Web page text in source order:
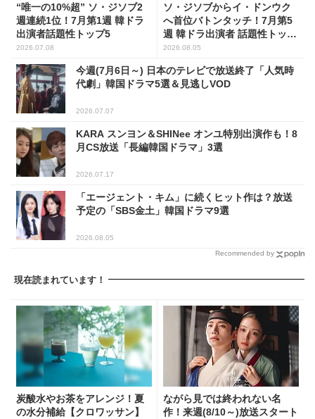
“唯一の10%超” ソ・ジソブ2
週連続1位！7月第1週 韓ドラ
出演者話題性トップ5
2026.07.08
ソ・ジソブからイ・ドンウク
へ首位バトンタッチ！7月第5
週 韓ドラ出演者 話題性トップ
5
2026.08.05
今週(7月6日～) 日本のテレビで放送終了「人気時
代劇」韓国ドラマ5選＆見逃しVOD
2026.07.07
KARA スンヨン＆SHINee オンユ特別出演作も！8
月CS放送「長編韓国ドラマ」3選
2026.07.17
「エージェント・キム」に続くヒット作は？放送
予定の「SBS金土」韓国ドラマ9選
2026.08.05
Recommended by
現在読まれています！
炭酸水やお茶をアレンジ！夏
の水分補給【クロワッサン】
ながら見では終われない名
作！来週(8/10～)放送スタート